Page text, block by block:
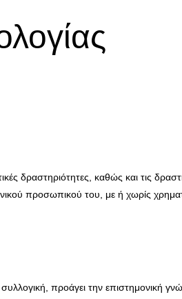
δραστηριότητες, καθώς και τις
προσωπικού του, με ή χωρίς
προάγει την επιστημονική